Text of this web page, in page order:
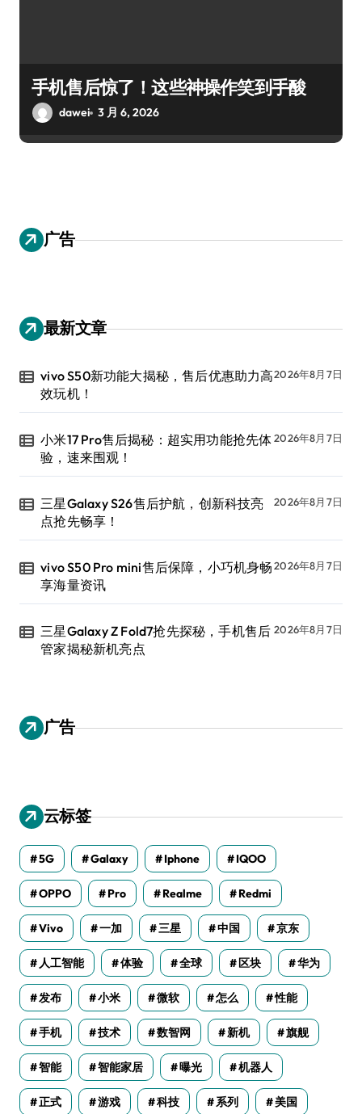
手机售后惊了！这些神操作笑到手酸
dawei 3 月 6, 2026
广告
最新文章
vivo S50新功能大揭秘，售后优惠助力高
效玩机！
2026年8月7日
小米17 Pro售后揭秘：超实用功能抢先体
验，速来围观！
2026年8月7日
三星Galaxy S26售后护航，创新科技亮
点抢先畅享！
2026年8月7日
vivo S50 Pro mini售后保障，小巧机身畅
享海量资讯
2026年8月7日
三星Galaxy Z Fold7抢先探秘，手机售后
管家揭秘新机亮点
2026年8月7日
广告
云标签
5G Galaxy Iphone IQOO
OPPO Pro Realme Redmi
Vivo 一加 三星 中国 京东
人工智能 体验 全球 区块 华为
发布 小米 微软 怎么 性能
手机 技术 数智网 新机 旗舰
智能 智能家居 曝光 机器人
正式 游戏 科技 系列 美国